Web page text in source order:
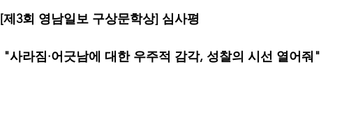
[제3회 영남일보 구상문학상] 심사평
"사라짐·어긋남에 대한 우주적 감각, 성찰의 시선 열어줘"